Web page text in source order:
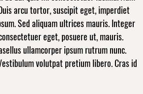
arcu tortor, suscipit eget, imperdiet
Sed aliquam ultrices mauris. Integer
eget, posuere ut, mauris.
ullamcorper ipsum rutrum nunc.
volutpat pretium libero. Cras id